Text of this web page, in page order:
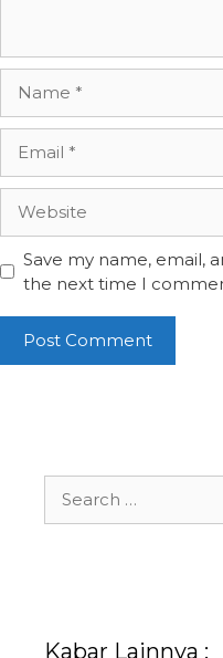
Save my name, email,
the next time I
Kabar Lainnya :